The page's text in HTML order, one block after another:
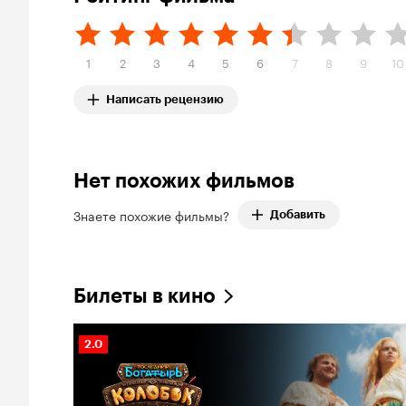
1 2 3 4 5 6 7 8 9 10
Написать рецензию
Нет похожих фильмов
Знаете похожие фильмы? Добавить
Билеты в кино
Рейтинг
Кинопоиска
2.0